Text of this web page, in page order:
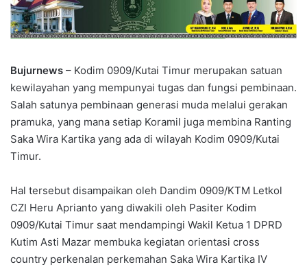
Bujurnews – Kodim 0909/Kutai Timur merupakan satuan
kewilayahan yang mempunyai tugas dan fungsi pembinaan.
Salah satunya pembinaan generasi muda melalui gerakan
pramuka, yang mana setiap Koramil juga membina Ranting
Saka Wira Kartika yang ada di wilayah Kodim 0909/Kutai
Timur.
Hal tersebut disampaikan oleh Dandim 0909/KTM Letkol
CZI Heru Aprianto yang diwakili oleh Pasiter Kodim
0909/Kutai Timur saat mendampingi Wakil Ketua 1 DPRD
Kutim Asti Mazar membuka kegiatan orientasi cross
country perkenalan perkemahan Saka Wira Kartika IV